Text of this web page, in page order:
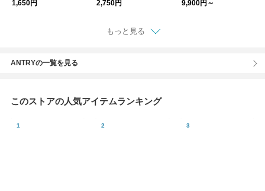
1,650円
2,750円
0×70 北欧/インテリ
9,900円～
もっと見る
ANTRYの一覧を見る
このストアの人気アイテムランキング